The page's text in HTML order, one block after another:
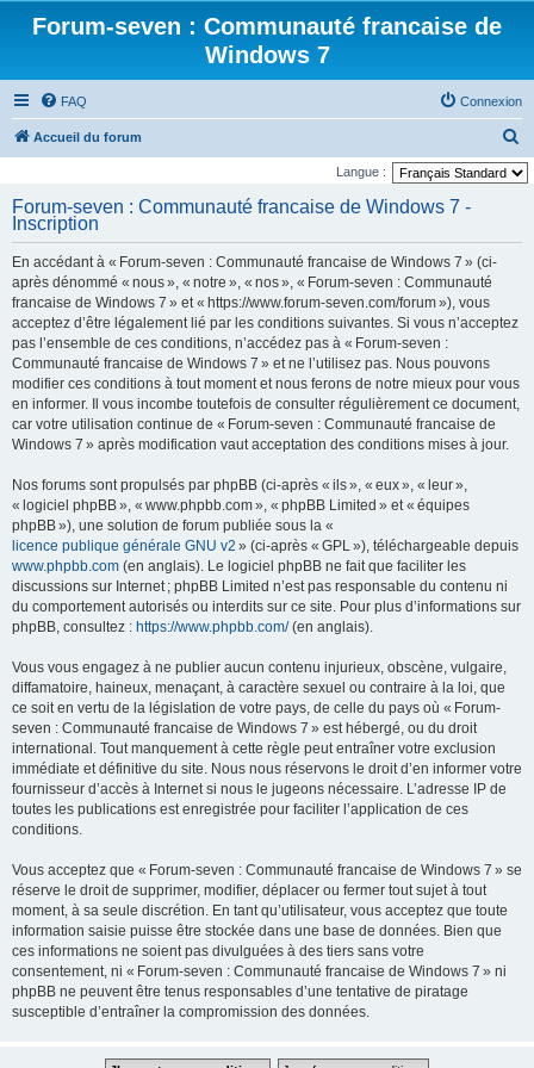
Forum-seven : Communauté francaise de
Windows 7
FAQ Connexion
Accueil du forum
e
Langue :
Forum-seven : Communauté francaise de Windows 7 -
Inscription
En accédant à « Forum-seven : Communauté francaise de Windows 7 » (ci-
après dénommé « nous », « notre », « nos », « Forum-seven : Communauté
francaise de Windows 7 » et « https://www.forum-seven.com/forum »), vous
acceptez d’être légalement lié par les conditions suivantes. Si vous n’acceptez
pas l’ensemble de ces conditions, n’accédez pas à « Forum-seven :
Communauté francaise de Windows 7 » et ne l’utilisez pas. Nous pouvons
modifier ces conditions à tout moment et nous ferons de notre mieux pour vous
en informer. Il vous incombe toutefois de consulter régulièrement ce document,
car votre utilisation continue de « Forum-seven : Communauté francaise de
Windows 7 » après modification vaut acceptation des conditions mises à jour.
Nos forums sont propulsés par phpBB (ci-après « ils », « eux », « leur »,
« logiciel phpBB », « www.phpbb.com », « phpBB Limited » et « équipes
phpBB »), une solution de forum publiée sous la «
licence publique générale GNU v2 » (ci-après « GPL »), téléchargeable depuis
www.phpbb.com (en anglais). Le logiciel phpBB ne fait que faciliter les
discussions sur Internet ; phpBB Limited n’est pas responsable du contenu ni
du comportement autorisés ou interdits sur ce site. Pour plus d’informations sur
phpBB, consultez : https://www.phpbb.com/(en anglais).
Vous vous engagez à ne publier aucun contenu injurieux, obscène, vulgaire,
diffamatoire, haineux, menaçant, à caractère sexuel ou contraire à la loi, que
ce soit en vertu de la législation de votre pays, de celle du pays où « Forum-
seven : Communauté francaise de Windows 7 » est hébergé, ou du droit
international. Tout manquement à cette règle peut entraîner votre exclusion
immédiate et définitive du site. Nous nous réservons le droit d’en informer votre
fournisseur d’accès à Internet si nous le jugeons nécessaire. L’adresse IP de
toutes les publications est enregistrée pour faciliter l’application de ces
conditions.
Vous acceptez que « Forum-seven : Communauté francaise de Windows 7 » se
réserve le droit de supprimer, modifier, déplacer ou fermer tout sujet à tout
moment, à sa seule discrétion. En tant qu’utilisateur, vous acceptez que toute
information saisie puisse être stockée dans une base de données. Bien que
ces informations ne soient pas divulguées à des tiers sans votre
consentement, ni « Forum-seven : Communauté francaise de Windows 7 » ni
phpBB ne peuvent être tenus responsables d’une tentative de piratage
susceptible d’entraîner la compromission des données.